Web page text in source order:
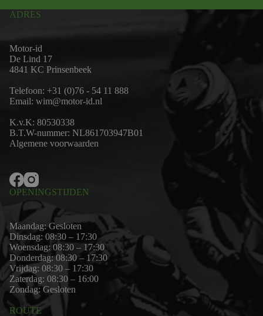
ADRES
Motor-id
De Lind 17
4841 KC Prinsenbeek
Telefoon: +31 (0)76 - 54 11 888
Email: wim@motor-id.nl
K.v.K: 80530338
B.T.W-nummer: NL861703947B01
Algemene voorwaarden
OPENINGSTIJDEN
Maandag: Gesloten
Dinsdag: 08:30 – 17:30
Woensdag: 08:30 – 17:30
Donderdag: 08:30 – 17:30
Vrijdag: 08:30 – 17:30
Zaterdag: 08:30 – 16:00
Zondag: Gesloten
ROUTE